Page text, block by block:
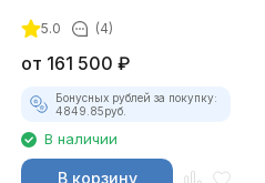
5.0 (4)
от 161 500 ₽
Бонусных рублей за покупку:
4849.85руб.
В наличии
В корзину